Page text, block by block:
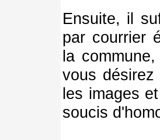
Ensuite, il
par courrier
la
vous
les images
soucis